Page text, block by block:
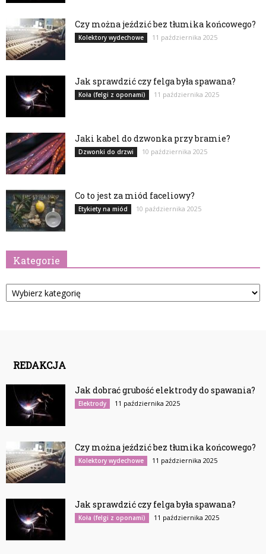
Czy można jeździć bez tłumika końcowego?
Kolektory wydechowe 11 października 2025
Jak sprawdzić czy felga była spawana?
Koła (felgi z oponami) 11 października 2025
Jaki kabel do dzwonka przy bramie?
Dzwonki do drzwi 10 października 2025
Co to jest za miód faceliowy?
Etykiety na miód 10 października 2025
Kategorie
Kategorie
REDAKCJA
Jak dobrać grubość elektrody do spawania?
Elektrody 11 października 2025
Czy można jeździć bez tłumika końcowego?
Kolektory wydechowe 11 października 2025
Jak sprawdzić czy felga była spawana?
Koła (felgi z oponami) 11 października 2025